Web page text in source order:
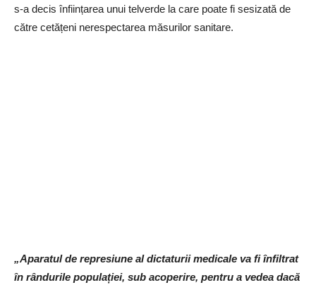
s-a decis înființarea unui telverde la care poate fi sesizată de
către cetățeni nerespectarea măsurilor sanitare.
„Aparatul de represiune al dictaturii medicale va fi înfiltrat
în rândurile populației, sub acoperire, pentru a vedea dacă